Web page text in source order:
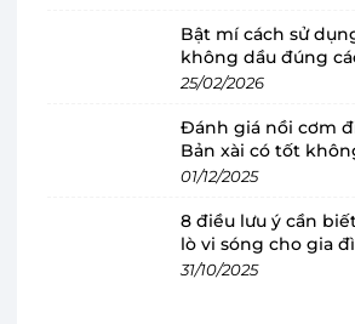
Cây nước nóng lạnh Toshiba
cho lượng nước nóng, lạnh dồi
cầu của người dùng như uống
Bật mí cách sử
không dầu đúng
bền
25/02/2026
Đánh giá nồi cơm
Bản xài có tốt
01/12/2025
8 điều lưu ý cần
lò vi sóng cho gia
31/10/2025